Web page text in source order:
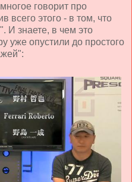
говорит про
всего этого - в том, что
И знаете, в чем это
уже опустили до простого